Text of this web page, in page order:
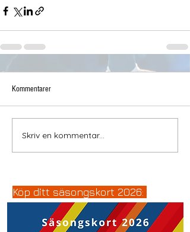
Kommentarer
Skriv en kommentar...
Köp ditt säsongskort 2026: